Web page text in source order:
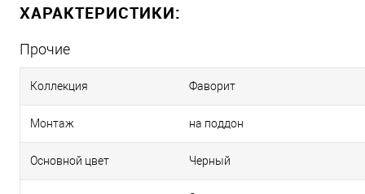
ХАРАКТЕРИСТИКИ:
Прочие
Коллекция Фаворит
Монтаж на поддон
Основной цвет Черный